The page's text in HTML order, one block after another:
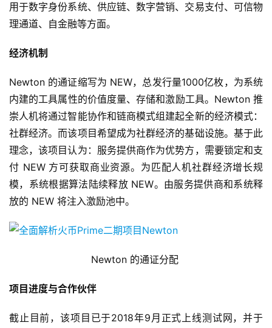
用于数字身份系统、供应链、数字营销、交易支付、可信物
理通道、自金融等方面。
经济机制
Newton 的通证缩写为 NEW，总发行量1000亿枚，为系统
内建的工具属性的价值度量、存储和激励工具。Newton 推
崇人机将通过智能协作和链商模式组建起全新的经济模式：
社群经济。而该项目希望成为社群经济的基础设施。基于此
理念，该项目认为：服务提供商作为优势方，需要锁定和支
付 NEW 方可获取商业资源。为匹配人机社群经济增长规
模，系统根据算法陆续释放 NEW。由服务提供商和系统释
放的 NEW 将注入激励池中。
Newton 的通证分配
项目进度与合作伙伴
截止目前，该项目已于2018年9月正式上线测试网，并于